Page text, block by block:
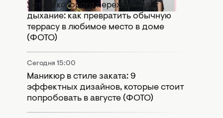
Уют, от которого перехватывает
дыхание: как превратить обычную
террасу в любимое место в доме
(ФОТО)
Сегодня 15:00
Маникюр в стиле заката: 9
эффектных дизайнов, которые стоит
попробовать в августе (ФОТО)